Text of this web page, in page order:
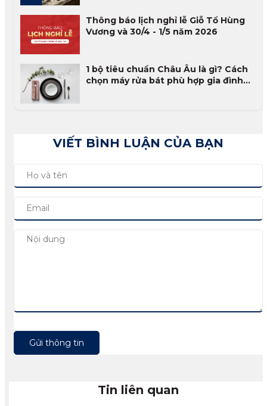
Thông báo lịch nghỉ lễ Giỗ Tổ Hùng
Vương và 30/4 - 1/5 năm 2026
1 bộ tiêu chuẩn Châu Âu là gì? Cách
chọn máy rửa bát phù hợp gia đình
VIẾT BÌNH LUẬN CỦA BẠN
Gửi thông tin
Tin liên quan